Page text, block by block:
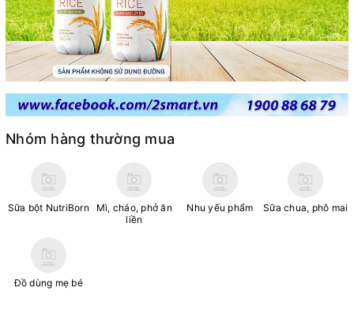
Nhóm hàng thường mua
Sữa bột NutriBorn
Mì, cháo, phở ăn
liền
Nhu yếu phẩm Sữa chua, phô mai
Đồ dùng mẹ bé